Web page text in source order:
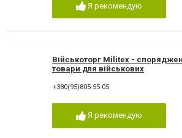
Я рекомендую
Військоторг Militex -
товари для військових
+380(95)805-55-05
Я рекомендую